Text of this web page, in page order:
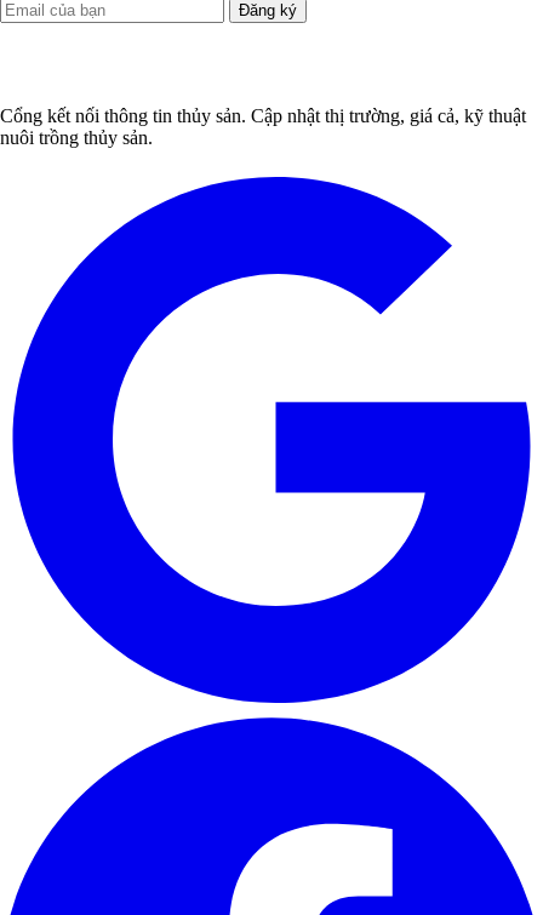
Đăng ký
Cổng kết nối thông tin thủy sản. Cập nhật thị trường, giá cả, kỹ thuật
nuôi trồng thủy sản.